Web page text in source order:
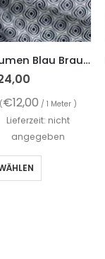
Baumwollstoff, Serie Blumen Blau Braun, Kringel Marine
(€12,00 / 1 Meter )
Lieferzeit: nicht
angegeben